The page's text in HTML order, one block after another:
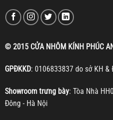
© 2015 CỬA NHÔM KÍNH PHÚC
GPĐKKD: 0106833837 do sở KH &
Showroom trưng bày: Tòa Nhà
Đông - Hà Nội